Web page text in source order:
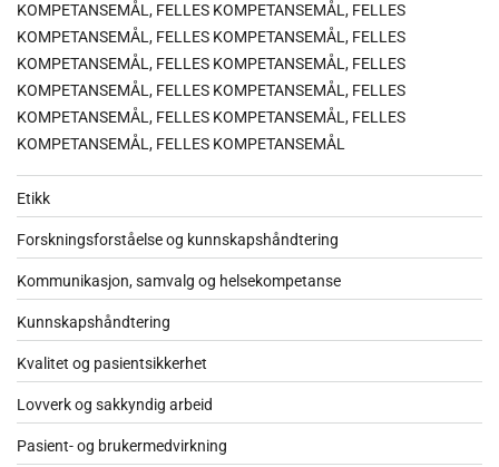
KOMPETANSEMÅL, FELLES KOMPETANSEMÅL, FELLES
KOMPETANSEMÅL, FELLES KOMPETANSEMÅL, FELLES
KOMPETANSEMÅL, FELLES KOMPETANSEMÅL, FELLES
KOMPETANSEMÅL, FELLES KOMPETANSEMÅL, FELLES
KOMPETANSEMÅL, FELLES KOMPETANSEMÅL, FELLES
KOMPETANSEMÅL, FELLES KOMPETANSEMÅL
Etikk
Forskningsforståelse og kunnskapshåndtering
Kommunikasjon, samvalg og helsekompetanse
Kunnskapshåndtering
Kvalitet og pasientsikkerhet
Lovverk og sakkyndig arbeid
Pasient- og brukermedvirkning